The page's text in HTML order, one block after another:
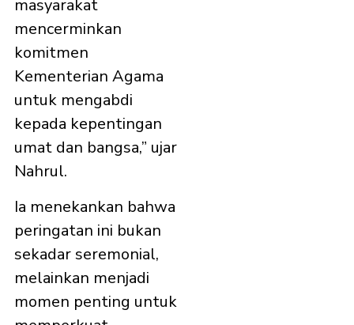
masyarakat
mencerminkan
komitmen
Kementerian Agama
untuk mengabdi
kepada kepentingan
umat dan bangsa,” ujar
Nahrul.
Ia menekankan bahwa
peringatan ini bukan
sekadar seremonial,
melainkan menjadi
momen penting untuk